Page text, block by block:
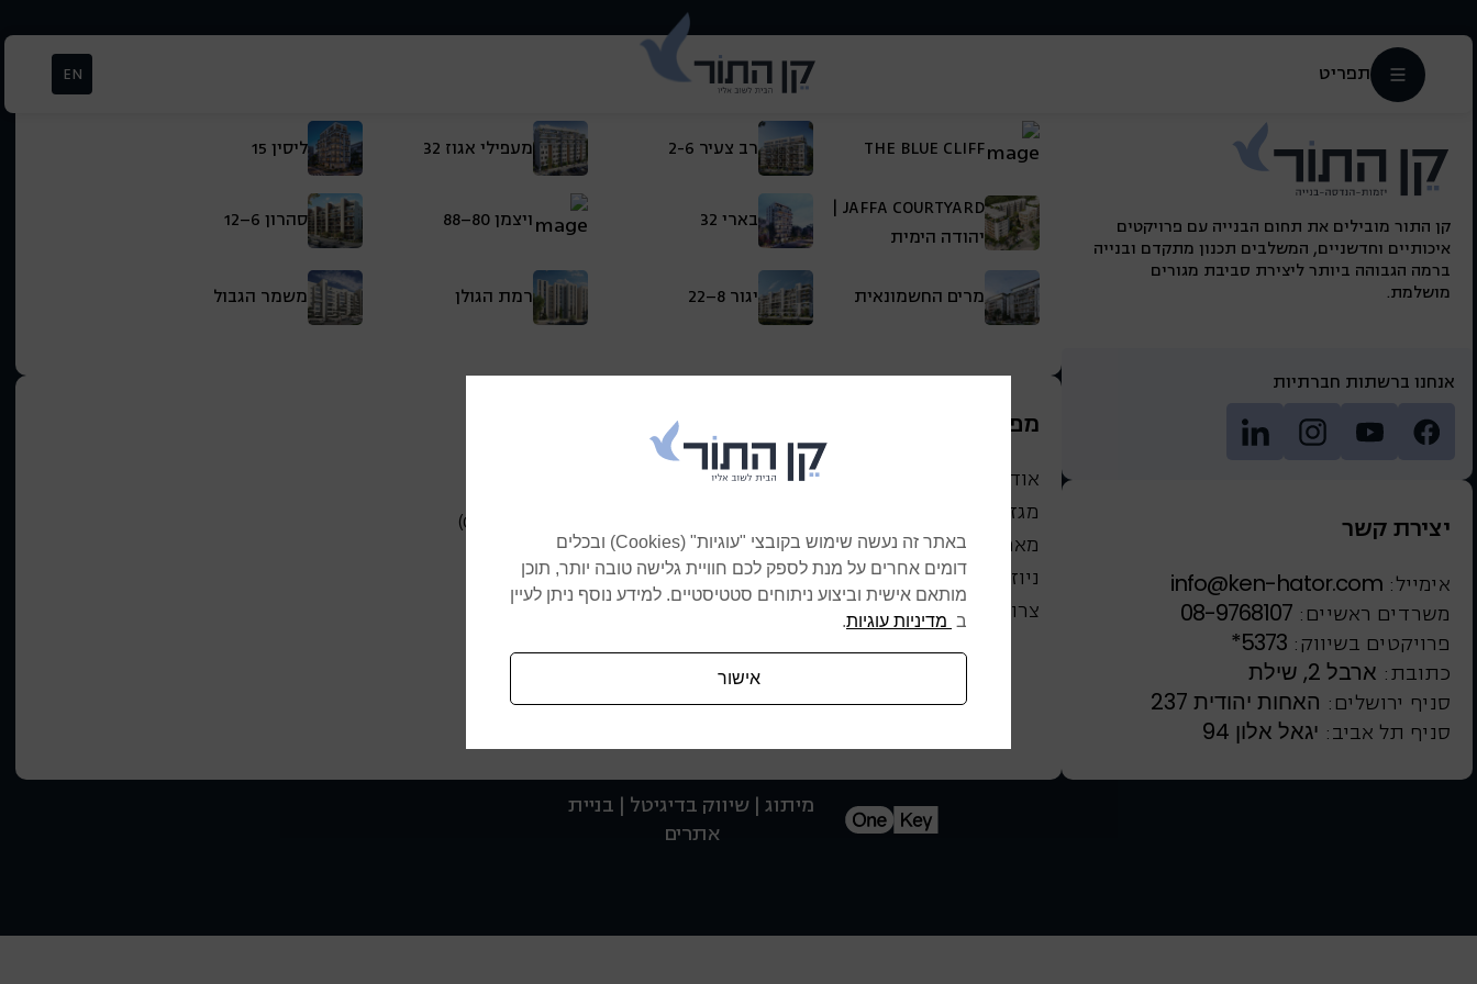
תפריט EN
קן התור מובילים את תחום הבנייה עם פרויקטים
איכותיים וחדשניים, המשלבים תכנון מתקדם ובנייה
ברמה הגבוהה ביותר ליצירת סביבת מגורים
מושלמת.
אנחנו ברשתות חברתיות
יצירת קשר
אימייל: info@ken-hator.com
משרדים ראשיים: 08-9768107
פרויקטים בשיווק: *5373
כתובת: ארבל 2, שילת
סניף ירושלים: האחות יהודית 237
סניף תל אביב: יגאל אלון 94
THE BLUE CLIFF רב צעיר 2-6 מעפילי אגוז 32 ליסין 15
JAFFA COURTYARD |
יהודה הימית
בארי 32 ויצמן 80–88 סהרון 6–12
מרים החשמונאית יגור 8–22 רמת הגולן משמר הגבול
מפת האתר
אודות החברה
מגזין הבית
מאמרים מומלצים
ניוזלטר
צרו קשר
פרויקטים בשיווק
בניה ציבורית
התחדשות עירונית
תשתיות
חברת התחדשות עירונית
מדיניות הפרטיות
מיתוג | שיווק בדיגיטל | בניית
אתרים
באתר זה נעשה שימוש בקובצי "עוגיות" (Cookies) ובכלים
דומים אחרים על מנת לספק לכם חוויית גלישה טובה יותר, תוכן
מותאם אישית וביצוע ניתוחים סטטיסטיים. למידע נוסף ניתן לעיין
ב מדיניות עוגיות.
אישור